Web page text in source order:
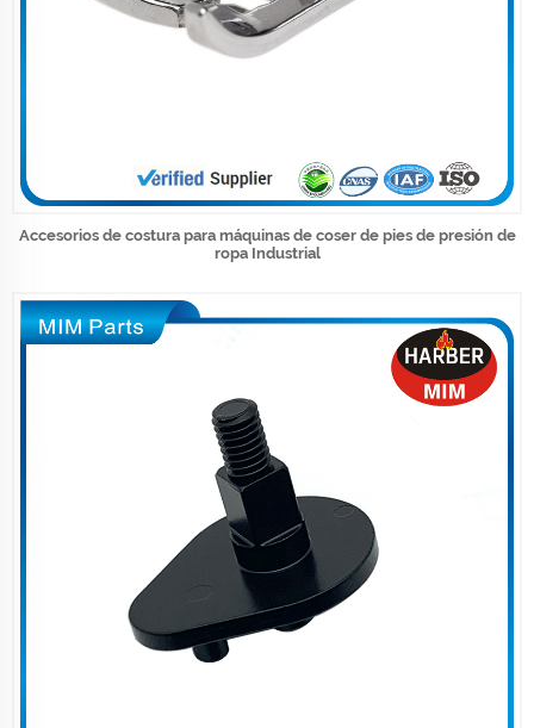
Accesorios de costura para máquinas de coser de pies de presión de
ropa Industrial